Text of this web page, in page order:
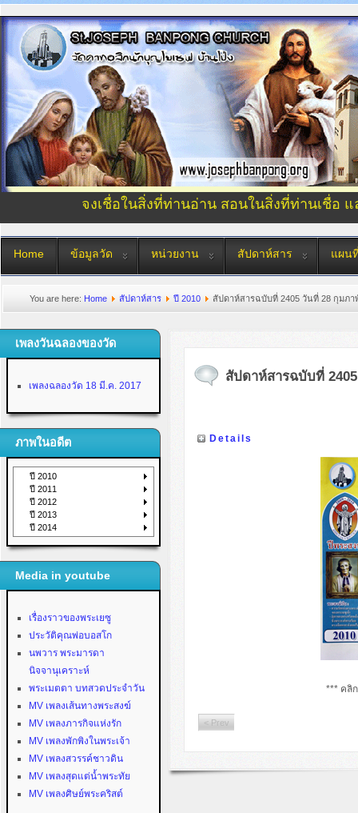
จงเชื่อในสิ่งที่ท่านอ่าน สอนในสิ่งที่ท่านเชื่อ
Home ข้อมูลวัด หน่วยงาน สัปดาห์สาร แผน
You are here: Home สัปดาห์สาร ปี 2010 สัปดาห์สารฉบับที่ 2405 วันที่ 28 กุมภา
เพลงวันฉลองของวัด
เพลงฉลองวัด 18 มี.ค. 2017
ภาพในอดีต
ปี 2010
ปี 2011
ปี 2012
ปี 2013
ปี 2014
Media in youtube
เรื่องราวของพระเยซู
ประวัติคุณพ่อบอสโก
นพวาร พระมารดา
นิจจานุเคราะห์
พระเมตตา บทสวดประจำวัน
MV เพลงเส้นทางพระสงฆ์
MV เพลงภารกิจแห่งรัก
MV เพลงพักพิงในพระเจ้า
MV เพลงสวรรค์ชาวดิน
MV เพลงสุดแต่น้ำพระทัย
MV เพลงศิษย์พระคริสต์
สัปดาห์สารฉบับที่
Details
*** คลิ
< Prev